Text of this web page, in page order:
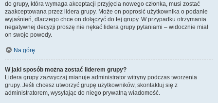
do grupy, która wymaga akceptacji przyjęcia nowego członka, musi zostać
zaakceptowana przez lidera grupy. Może on poprosić użytkownika o podanie
wyjaśnień, dlaczego chce on dołączyć do tej grupy. W przypadku otrzymania
negatywnej decyzji proszę nie nękać lidera grupy pytaniami – widocznie miał
on swoje powody.
Na górę
W jaki sposób można zostać liderem grupy?
Lidera grupy zazwyczaj mianuje administrator witryny podczas tworzenia
grupy. Jeśli chcesz utworzyć grupę użytkowników, skontaktuj się z
administratorem, wysyłając do niego prywatną wiadomość.